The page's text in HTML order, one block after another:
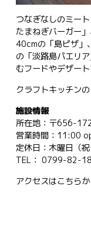
つなぎなしのミー
たまねぎバーガー
40cmの「島ピザ」
の「淡路島パエリ
むフードやデザート
クラフトキッチン
施設情報
所在地：〒656-
営業時間：11:00
定休日：木曜日（祝
TEL： 0799-82-
アクセスはこちら